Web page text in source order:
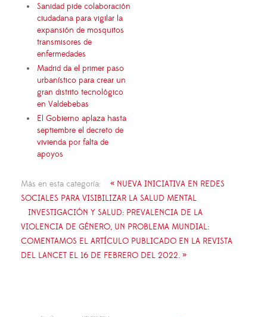
Sanidad pide colaboración
ciudadana para vigilar la
expansión de mosquitos
transmisores de
enfermedades
Madrid da el primer paso
urbanístico para crear un
gran distrito tecnológico
en Valdebebas
El Gobierno aplaza hasta
septiembre el decreto de
vivienda por falta de
apoyos
Más en esta categoría:
« NUEVA INICIATIVA EN REDES
SOCIALES PARA VISIBILIZAR LA SALUD MENTAL
INVESTIGACIÓN Y SALUD: PREVALENCIA DE LA
VIOLENCIA DE GÉNERO, UN PROBLEMA MUNDIAL:
COMENTAMOS EL ARTÍCULO PUBLICADO EN LA REVISTA
DEL LANCET EL 16 DE FEBRERO DEL 2022. »